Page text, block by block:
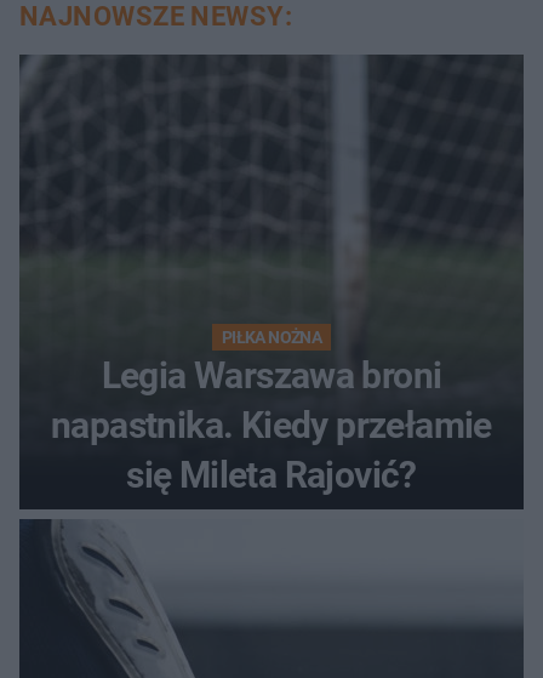
NAJNOWSZE NEWSY:
PIŁKA NOŻNA
Legia Warszawa broni
napastnika. Kiedy przełamie
się Mileta Rajović?